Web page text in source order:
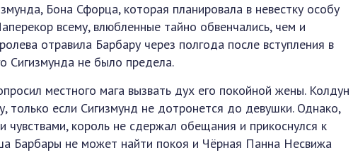
Бона Сфорца, которая планировала в невестку особу
всему, влюбленные тайно обвенчались, чем и
отравила Барбару через полгода после вступления в
Сигизмунда не было предела.
местного мага вызвать дух его покойной жены. Колдун
только если Сигизмунд не дотронется до девушки. Однако,
чувствами, король не сдержал обещания и прикоснулся к
Барбары не может найти покоя и Чёрная Панна Несвижа